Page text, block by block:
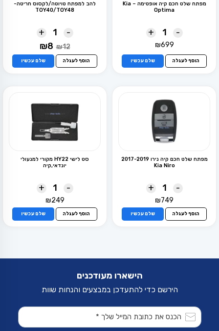
מפתח שלט חכם קיה אופטימה – Kia
Optima
-
+
₪699
הוסף לעגלה שלם עכשיו
להב למפתח טויוטה/לקסוס חריטה-
TOY40/TOY48
-
+
₪12
המחיר
היה:
₪12.
₪8
הוא:
₪8.
הוסף לעגלה שלם עכשיו
מפתח שלט חכם קיה נירו 2017-2019
Kia Niro
-
+
₪749
הוסף לעגלה שלם עכשיו
סט לישי HY22 מקורי למנעולי
יונדאי,קיה
-
+
₪249
הוסף לעגלה שלם עכשיו
הישארו מעודכנים
הירשם כדי להתעדכן במבצעים והנחות שוות